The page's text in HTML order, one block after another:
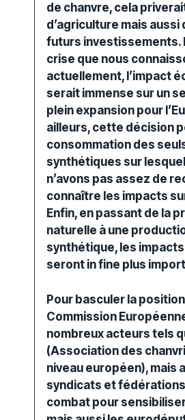
de chanvre, cela
d’agriculture mais aussi
futurs investissements.
crise que nous
actuellement, l’impact
serait immense sur un
plein expansion pour
ailleurs, cette décision
consommation des
synthétiques sur
n’avons pas assez de
connaître les impacts
Enfin, en passant de la
naturelle à une
synthétique, les
seront in fine plus
Pour basculer la
Commission
nombreux acteurs tels
(Association des
niveau européen), mais
syndicats et
combat pour sensibiliser